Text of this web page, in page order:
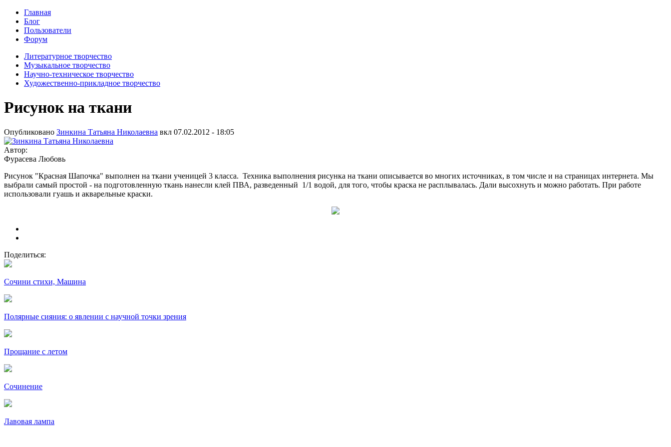
Главная
Блог
Пользователи
Форум
Литературное творчество
Музыкальное творчество
Научно-техническое творчество
Художественно-прикладное творчество
Рисунок на ткани
Опубликовано Зинкина Татьяна Николаевна вкл 07.02.2012 - 18:05
Автор:
Фурасева Любовь
Рисунок "Красная Шапочка" выполнен на ткани ученицей 3 класса. Техника выполнения рисунка на ткани описывается во многих источниках, в том числе и на страницах интернета. Мы
выбрали самый простой - на подготовленную ткань нанесли клей ПВА, разведенный 1/1 водой, для того, чтобы краска не расплывалась. Дали высохнуть и можно работать. При работе
использовали гуашь и акварельные краски.
Поделиться:
Сочини стихи, Машина
Полярные сияния: о явлении с научной точки зрения
Прощание с летом
Сочинение
Лавовая лампа